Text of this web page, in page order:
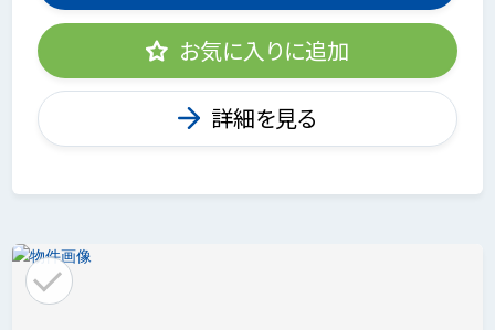
お気に入りに追加
詳細を見る